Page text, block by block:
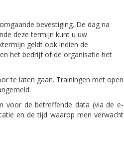
bevestiging. De dag na
deze termijn kunt u uw
geldt ook indien de
het bedrijf of de organisatie het
te laten gaan. Trainingen met open
voor de betreffende data (via de e-
en de tijd waarop men verwacht